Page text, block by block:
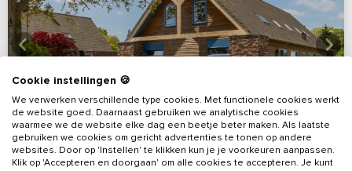
Cookie instellingen 🍪
We verwerken verschillende type cookies. Met functionele cookies werkt
de website goed. Daarnaast gebruiken we analytische cookies
waarmee we de website elke dag een beetje beter maken. Als laatste
gebruiken we cookies om gericht advertenties te tonen op andere
websites. Door op 'Instellen' te klikken kun je je voorkeuren aanpassen.
Klik op 'Accepteren en doorgaan' om alle cookies te accepteren. Je kunt